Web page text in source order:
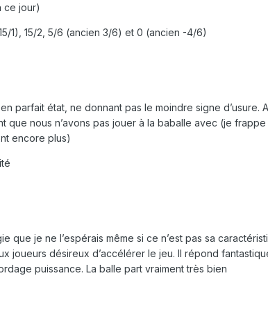
ce jour)
1), 15/2, 5/6 (ancien 3/6) et 0 (ancien -4/6)
parfait état, ne donnant pas le moindre signe d’usure.
que nous n’avons pas jouer à la baballe avec (je
encore plus)
que je ne l’espérais même si ce n’est pas sa
joueurs désireux d’accélérer le jeu. Il répond
puissance. La balle part vraiment très bien